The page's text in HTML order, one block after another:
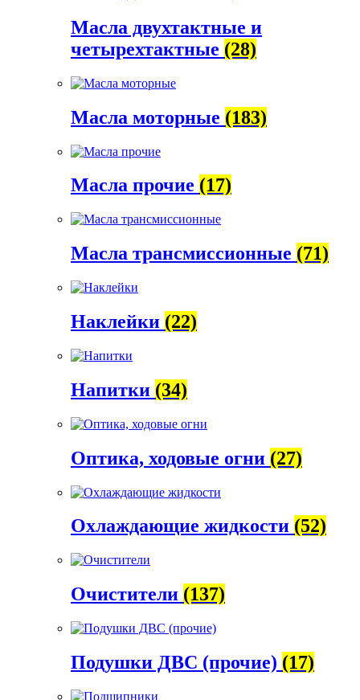
Масла двухтактные и
четырехтактные (28)
Масла моторные (183)
Масла прочие (17)
Масла трансмиссионные (71)
Наклейки (22)
Напитки (34)
Оптика, ходовые огни (27)
Охлаждающие жидкости (52)
Очистители (137)
Подушки ДВС (прочие) (17)